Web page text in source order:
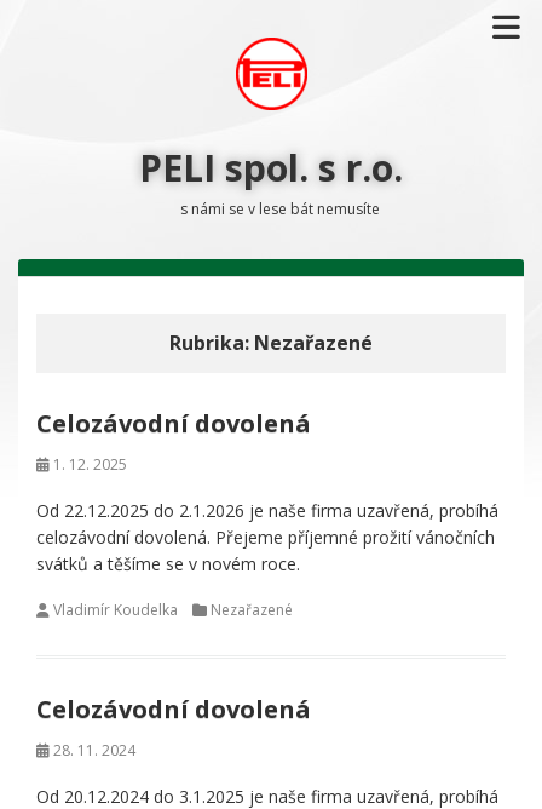
PELI spol. s r.o.
s námi se v lese bát nemusíte
Rubrika: Nezařazené
Celozávodní dovolená
1. 12. 2025
Od 22.12.2025 do 2.1.2026 je naše firma uzavřená, probíhá
celozávodní dovolená. Přejeme příjemné prožití vánočních
svátků a těšíme se v novém roce.
Vladimír Koudelka Nezařazené
Celozávodní dovolená
28. 11. 2024
Od 20.12.2024 do 3.1.2025 je naše firma uzavřená, probíhá